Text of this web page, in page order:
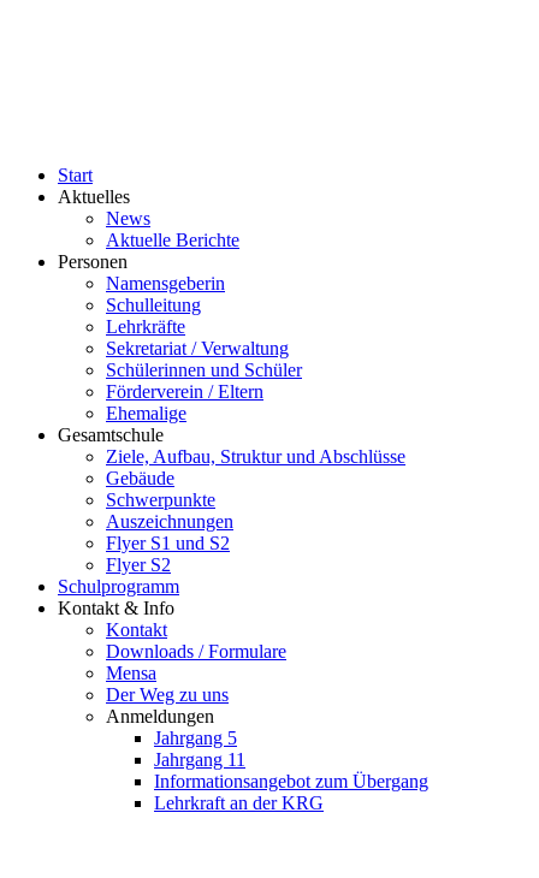
Start
Aktuelles
News
Aktuelle Berichte
Personen
Namensgeberin
Schulleitung
Lehrkräfte
Sekretariat / Verwaltung
Schülerinnen und Schüler
Förderverein / Eltern
Ehemalige
Gesamtschule
Ziele, Aufbau, Struktur und Abschlüsse
Gebäude
Schwerpunkte
Auszeichnungen
Flyer S1 und S2
Flyer S2
Schulprogramm
Kontakt & Info
Kontakt
Downloads / Formulare
Mensa
Der Weg zu uns
Anmeldungen
Jahrgang 5
Jahrgang 11
Informationsangebot zum Übergang
Lehrkraft an der KRG